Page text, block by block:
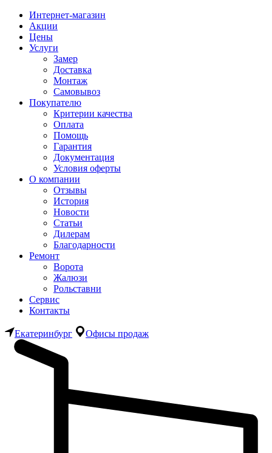
Интернет-магазин
Акции
Цены
Услуги
Замер
Доставка
Монтаж
Самовывоз
Покупателю
Критерии качества
Оплата
Помощь
Гарантия
Документация
Условия оферты
О компании
Отзывы
История
Новости
Статьи
Дилерам
Благодарности
Ремонт
Ворота
Жалюзи
Рольставни
Сервис
Контакты
Екатеринбург Офисы продаж